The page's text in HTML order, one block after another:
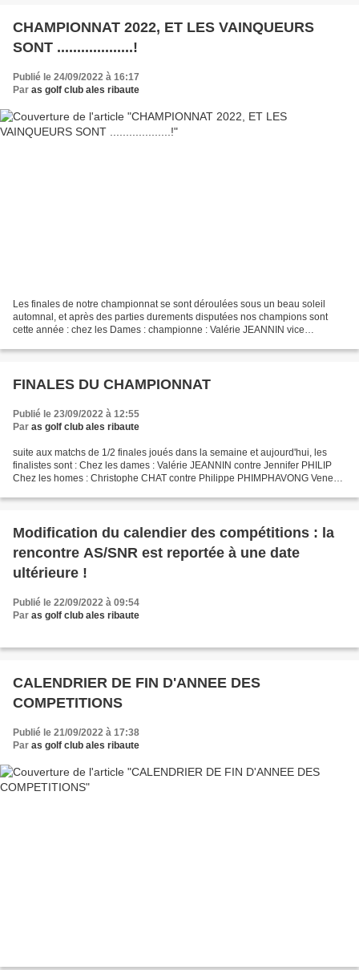
CHAMPIONNAT 2022, ET LES VAINQUEURS
SONT ...................!
Publié le 24/09/2022 à 16:17
Par as golf club ales ribaute
Les finales de notre championnat se sont déroulées sous un beau soleil
automnal, et après des parties durements disputées nos champions sont
cette année : chez les Dames : championne : Valérie JEANNIN vice
FINALES DU CHAMPIONNAT
Publié le 23/09/2022 à 12:55
Par as golf club ales ribaute
suite aux matchs de 1/2 finales joués dans la semaine et aujourd'hui, les
finalistes sont : Chez les dames : Valérie JEANNIN contre Jennifer PHILIP
Chez les homes : Christophe CHAT contre Philippe PHIMPHAVONG Venez
Modification du calendier des compétitions : la
rencontre AS/SNR est reportée à une date
ultérieure !
Publié le 22/09/2022 à 09:54
Par as golf club ales ribaute
CALENDRIER DE FIN D'ANNEE DES
COMPETITIONS
Publié le 21/09/2022 à 17:38
Par as golf club ales ribaute